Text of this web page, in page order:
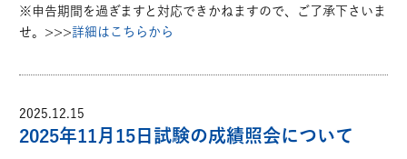
※申告期間を過ぎますと対応できかねますので、ご了承下さいま
せ。>>>詳細はこちらから
2025.12.15
2025年11月15日試験の成績照会について